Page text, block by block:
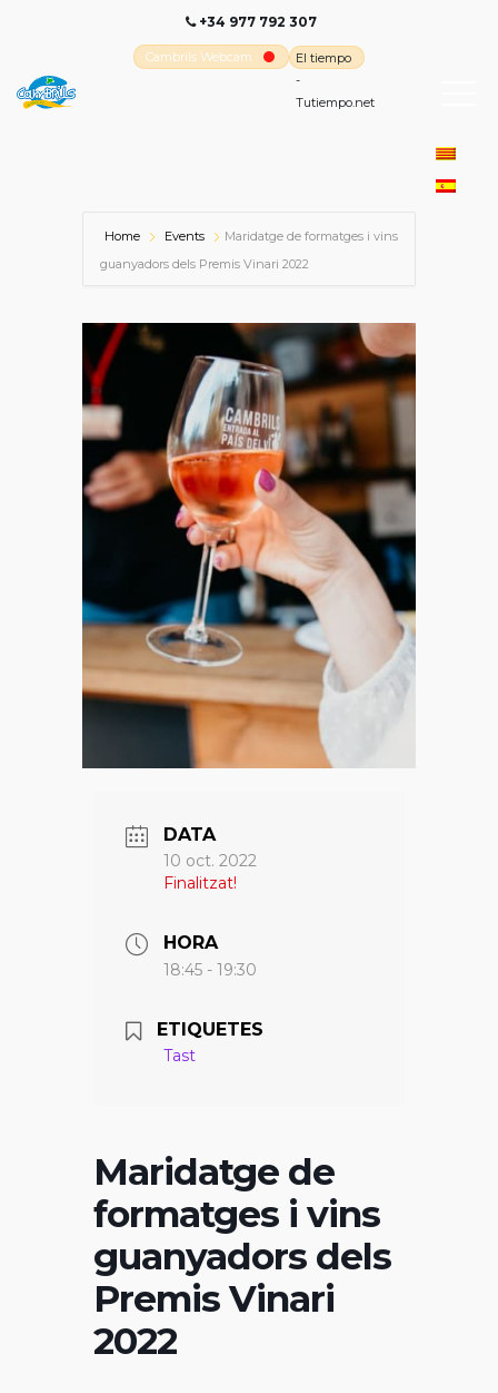
+34 977 792 307
Cambrils Webcam
El tiempo
-
Tutiempo.net
Home Events
Maridatge de formatges i vins
guanyadors dels Premis Vinari 2022
DATA
10 oct. 2022
Finalitzat!
HORA
18:45 - 19:30
ETIQUETES
Tast
Maridatge de
formatges i vins
guanyadors dels
Premis Vinari
2022